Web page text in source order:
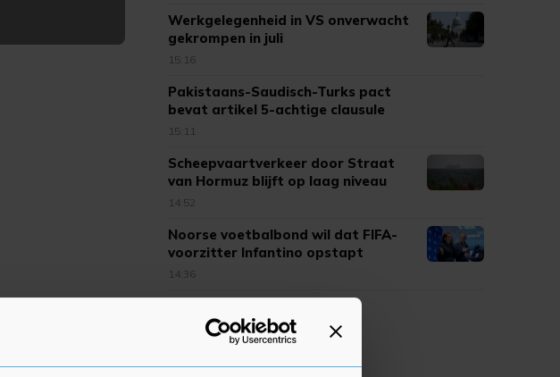
Werkgelegenheid in VS onverwacht
gekrompen in juli
15:16
Pakistaans-Saudisch-Turks pact
bevat artikel 5-achtige clausule
15:11
Scheepvaartverkeer door Straat
van Hormuz blijft op laag niveau
14:52
Noorse voetbalbond wil dat FIFA-
voorzitter Infantino opstapt
14:36